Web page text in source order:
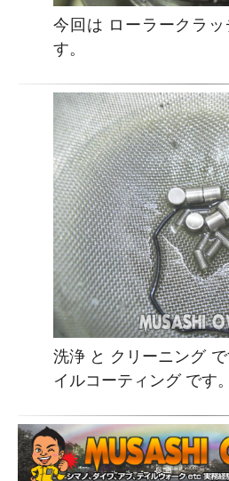
今回は ローラークラ
す。
洗浄 と クリーニング
イルコーティング です。